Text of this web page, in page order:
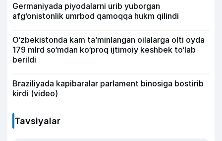
Germaniyada piyodalarni urib yuborgan
afg‘onistonlik umrbod qamoqqa hukm qilindi
O‘zbekistonda kam ta’minlangan oilalarga olti oyda
179 mlrd so‘mdan ko‘proq ijtimoiy keshbek to‘lab
berildi
Braziliyada kapibaralar parlament binosiga bostirib
kirdi (video)
Tavsiyalar